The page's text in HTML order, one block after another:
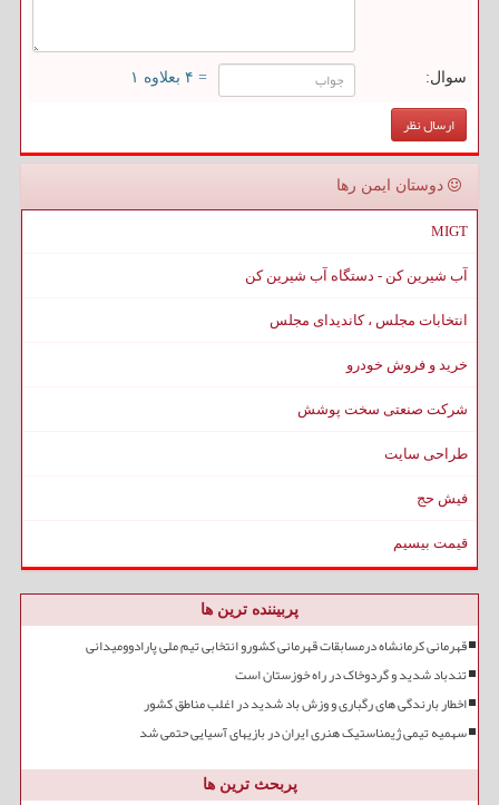
سوال: = ۴ بعلاوه ۱
دوستان ایمن رها
MIGT
آب شیرین کن - دستگاه آب شیرین کن
انتخابات مجلس ، کاندیدای مجلس
خرید و فروش خودرو
شرکت صنعتی سخت پوشش
طراحی سایت
فیش حج
قیمت بیسیم
پربیننده ترین ها
قهرمانی کرمانشاه درمسابقات قهرمانی کشورو انتخابی تیم ملی پارادوومیدانی
تندباد شدید و گردوخاک در راه خوزستان است
اخطار بارندگی های رگباری و وزش باد شدید در اغلب مناطق کشور
سهمیه تیمی ژیمناستیک هنری ایران در بازیهای آسیایی حتمی شد
پربحث ترین ها